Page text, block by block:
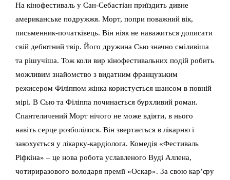
На кінофестиваль у Сан-Себастіан приїздить дивне
американське подружжя. Морт, попри поважний вік,
письменник-початківець. Він ніяк не наважиться дописати
свій дебютний твір. Його дружина Сью значно сміливіша
та рішучіша. Тож коли вир кінофестивальних подій робить
можливим знайомство з видатним французьким
режисером Філіппом жінка користується шансом в повній
мірі. В Сью та Філіппа починається бурхливий роман.
Спантеличений Морт нічого не може вдіяти, в нього
навіть серце розболілося. Він звертається в лікарню і
закохується у лікарку-кардіолога. Комедія «Фестиваль
Ріфкіна» – це нова робота уславленого Вуді Аллена,
чотириразового володаря премії «Оскар». За свою кар’єру